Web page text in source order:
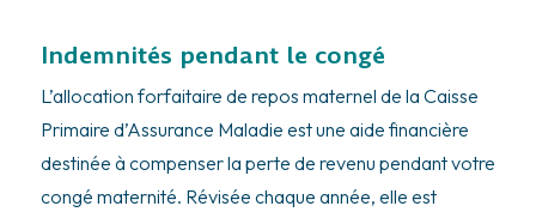
Indemnités pendant le congé
L’allocation forfaitaire de repos maternel de la Caisse
Primaire d’Assurance Maladie est une aide financière
destinée à compenser la perte de revenu pendant votre
congé maternité. Révisée chaque année, elle est